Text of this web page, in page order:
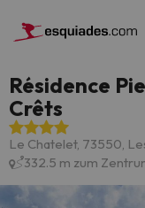
Résidence
Crêts
Le Chatelet, 73550,
332.5 m zum